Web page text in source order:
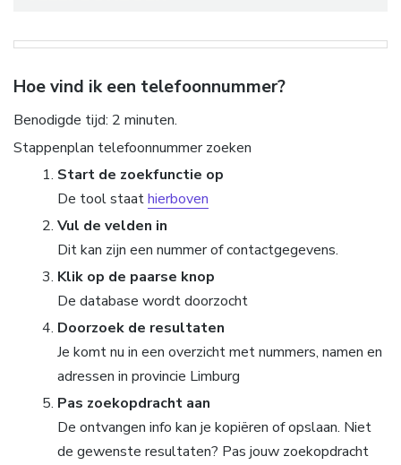
Hoe vind ik een telefoonnummer?
Benodigde tijd: 2 minuten.
Stappenplan telefoonnummer zoeken
Start de zoekfunctie op
De tool staathierboven
Vul de velden in
Dit kan zijn een nummer of contactgegevens.
Klik op de paarse knop
De database wordt doorzocht
Doorzoek de resultaten
Je komt nu in een overzicht met nummers, namen en
adressen in provincie Limburg
Pas zoekopdracht aan
De ontvangen info kan je kopiëren of opslaan. Niet
de gewenste resultaten? Pas jouw zoekopdracht